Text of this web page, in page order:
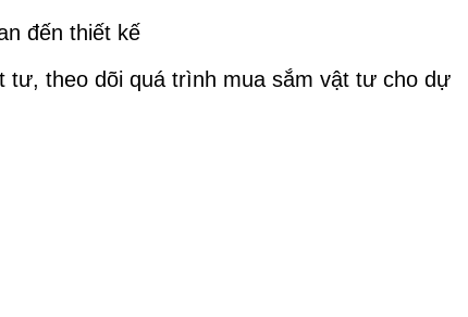
đến thiết kế
tư, theo dõi quá trình mua sắm vật tư cho dự